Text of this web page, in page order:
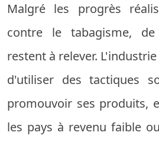
Malgré les progrès
contre le tabagisme,
restent à relever.
d'utiliser des tactiques
promouvoir ses produits,
les pays à revenu faible